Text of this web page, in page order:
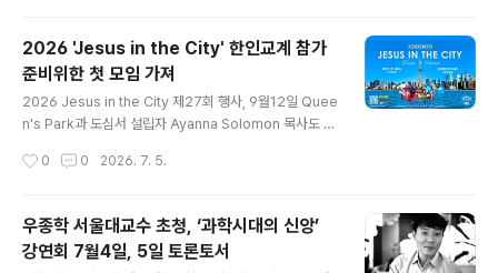
프레스와 영국 매체 가디언은 진 목사 가족이 보내온 성명
을 인용해 진 목사가 중국 수용시설에서 266일을 보낸 끝
에 석방돼 3일 미국 로스앤젤레스(LA)에 도착했다고 보도
했다. LA에서 진 목사는 부인, 딸, 사위 등 가족과 재회의
기쁨을 나눴다고 이들 매체는 소개했다.중국 내 가정교회
0월초 중국 공안의 단속 과정에서 다른 교회 지도자 30여
2026 'Jesus in the City' 한인교계 참가
준비위한 첫 모임 가져
2026 Jesus in the City 제27회 행사, 9월12일 Quee
n's Park과 도심서 설립자 Ayanna Solomon 목사도 특
정 투명관리, 교계 폭넓은 참여 등 의견 모아 토론토 성시화
그리스도의 사랑을 전하는 제27회‘Jesus in the City’퍼
레이드 2026 행사가 오는 9월12일(토) 낮 12시부터 다운
타운 퀸즈파크 일원에서 열린다. 한인교계는 해마다 많은
0 0 2026. 7. 5.
우종학 서울대교수 초청, ‘과학시대의 신앙’
강연회 7월4일, 5일 토론토서